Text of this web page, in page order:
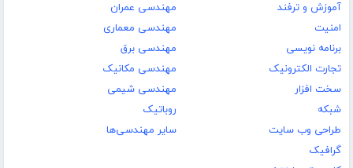
آموزش و ترفند
امنیت
برنامه نویسی
تجارت الکترونیک
سخت افزار
شبکه
طراحی وب سایت
گرافیک
مهندسی عمران
مهندسی معماری
مهندسی برق
مهندسی مکانیک
مهندسی شیمی
روباتیک
سایر مهندسی‌ها